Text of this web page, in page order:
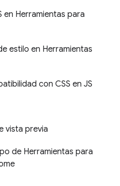
en Herramientas para
estilo en Herramientas
con CSS en JS
vista previa
de Herramientas para